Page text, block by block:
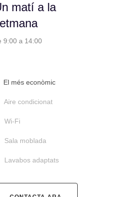
matí a la
9:00 a 14:00
El més econòmic
Aire condicionat
Wi-Fi
Sala moblada
Lavabos adaptats